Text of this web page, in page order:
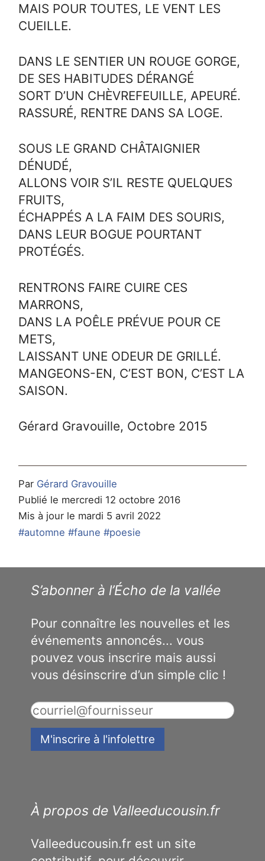
MAIS POUR TOUTES, LE VENT LES
CUEILLE.
DANS LE SENTIER UN ROUGE GORGE,
DE SES HABITUDES DÉRANGÉ
SORT D’UN CHÈVREFEUILLE, APEURÉ.
RASSURÉ, RENTRE DANS SA LOGE.
SOUS LE GRAND CHÂTAIGNIER
DÉNUDÉ,
ALLONS VOIR S’IL RESTE QUELQUES
FRUITS,
ÉCHAPPÉS A LA FAIM DES SOURIS,
DANS LEUR BOGUE POURTANT
PROTÉGÉS.
RENTRONS FAIRE CUIRE CES
MARRONS,
DANS LA POÊLE PRÉVUE POUR CE
METS,
LAISSANT UNE ODEUR DE GRILLÉ.
MANGEONS-EN, C’EST BON, C’EST LA
SAISON.
Gérard Gravouille, Octobre 2015
Par Gérard Gravouille
Publié le mercredi 12 octobre 2016
Mis à jour le mardi 5 avril 2022
#automne #faune #poesie
S’abonner à l’Écho de la vallée
Pour connaître les nouvelles et les
événements annoncés... vous
pouvez vous inscrire mais aussi
vous désinscrire d’un simple clic !
À propos de Valleeducousin.fr
Valleeducousin.fr est un site